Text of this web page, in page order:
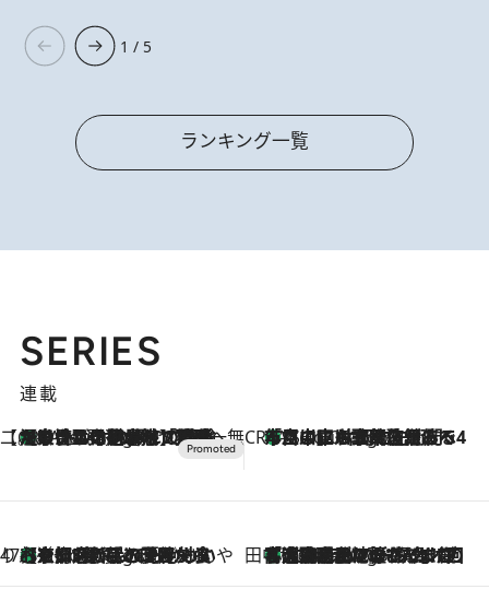
1 / 5
ランキング一覧
SERIES
連載
【CREA×星野リゾート】唯一無二。癒しと発見が待つ場所へ
2 Hours Ago
【トンボの足水浴】ヒノキの香りに包まれて涼感マックス！約13℃の湧水かけ流しを避暑地「星野温泉 トンボの湯」で体験 CREA'S CHOICE
4 Hours Ago
「立川にも歌舞伎があるんだよ」 片岡仁左衛門・市川中車ら豪華座組みで4年目の立川立飛歌舞伎へ
47都道府県の手みやげ ひんやりスイーツで夏を満喫
4 Hours Ago
【京都府】この夏絶対食べたい 冷やしておいしいおやつ3選 ひと口目から心を掴む新緑のテリーヌ 田中稲の勝手に再ブーム
9 Hours Ago
「湘南乃風に憧れて」観客大盛上がりの“タオル回し”に、ラッパー顔負けの高速歌唱まで…さだまさし（74）のアグレッシブすぎる現在地